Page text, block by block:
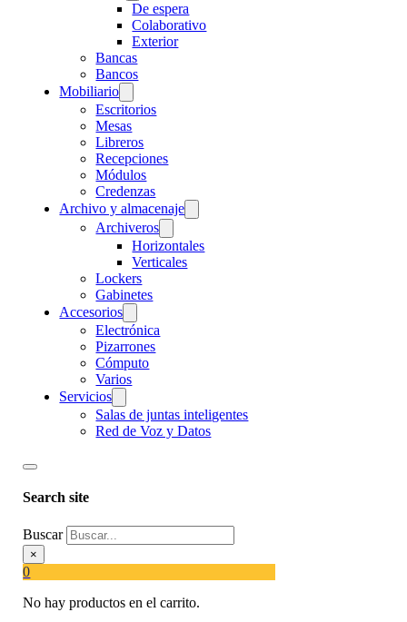
De espera
Colaborativo
Exterior
Bancas
Bancos
Mobiliario
Escritorios
Mesas
Libreros
Recepciones
Módulos
Credenzas
Archivo y almacenaje
Archiveros
Horizontales
Verticales
Lockers
Gabinetes
Accesorios
Electrónica
Pizarrones
Cómputo
Varios
Servicios
Salas de juntas inteligentes
Red de Voz y Datos
Search site
Buscar
×
0
No hay productos en el carrito.